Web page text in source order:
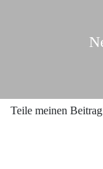
Teile meinen